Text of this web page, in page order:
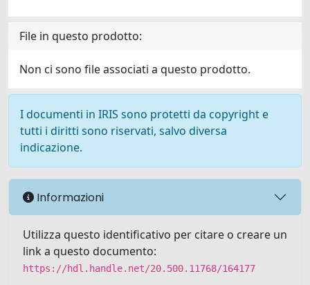
File in questo prodotto:
Non ci sono file associati a questo prodotto.
I documenti in IRIS sono protetti da copyright e
tutti i diritti sono riservati, salvo diversa
indicazione.
Informazioni
Utilizza questo identificativo per citare o creare un
link a questo documento:
https://hdl.handle.net/20.500.11768/164177